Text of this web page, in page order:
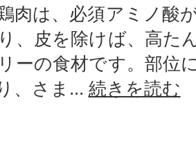
肉は、必須アミノ酸
、皮を除けば、高た
ーの食材です。部位
、さま... 続きを読む